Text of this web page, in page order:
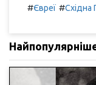
#Євреї #Східна